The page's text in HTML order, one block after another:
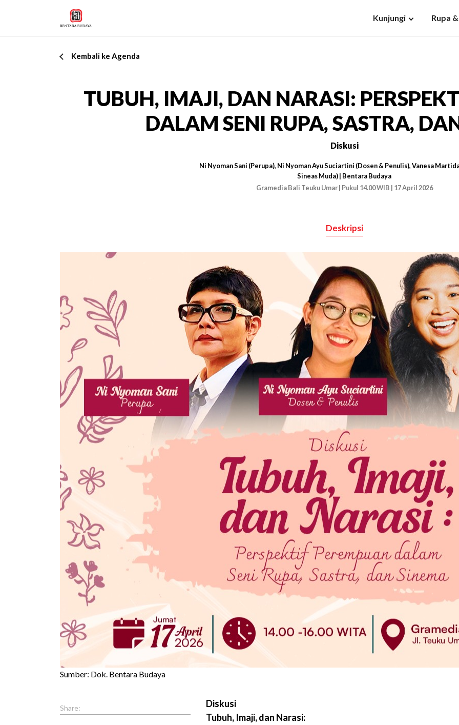
Kunjungi Rupa
Kembali ke Agenda
TUBUH, IMAJI, DAN NARASI:
DALAM SENI RUPA, SASTRA,
Diskusi
Ni Nyoman Sani (Perupa), Ni Nyoman Ayu Suciartini (Dosen & Penulis), Vanesa
Sineas Muda) | Bentara Budaya
Gramedia Bali Teuku Umar | Pukul 14.00 WIB | 17 April 2026
Deskripsi
Sumber: Dok. Bentara Budaya
Diskusi
Tubuh, Imaji, dan Narasi: